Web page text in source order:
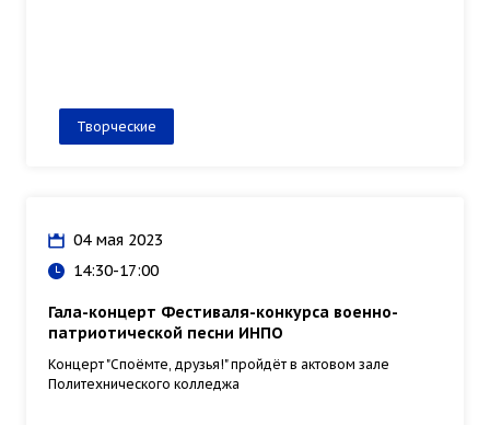
Творческие
04 мая 2023
14:30-17:00
Гала-концерт Фестиваля-конкурса военно-
патриотической песни ИНПО
Концерт "Споёмте, друзья!" пройдёт в актовом зале
Политехнического колледжа